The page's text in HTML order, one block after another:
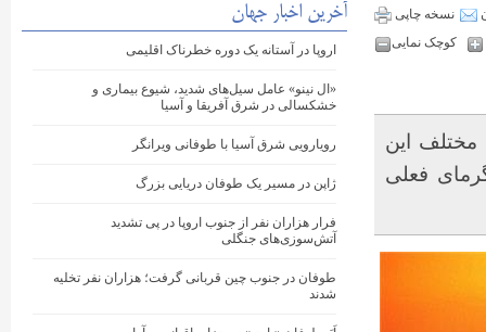
نسخه چاپی
کوچک نمایی
مختلف این
فعلی
آخرین اخبار جهان
اروپا در آستانه یک دوره خطرناک اقلیمی
«ال نینو» عامل سیل‌های شدید، شیوع بیماری و
خشکسالی در شرق آفریقا و آسیا
رویارویی شرق آسیا با طوفانی ویرانگر
ژاپن در مسیر یک طوفان دریایی بزرگ
فرار هزاران نفر از جنوب اروپا در پی تشدید
آتش‌سوزی‌های جنگلی
طوفان در جنوب چین قربانی گرفت؛ هزاران نفر تخلیه
شدند